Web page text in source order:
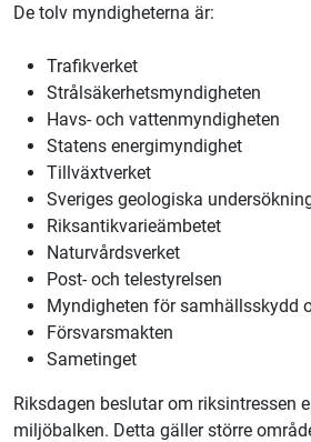
De tolv myndigheterna är:
Trafikverket
Strålsäkerhetsmyndigheten
Havs- och vattenmyndigheten
Statens energimyndighet
Tillväxtverket
Sveriges geologiska
Riksantikvarieämbetet
Naturvårdsverket
Post- och telestyrelsen
Myndigheten för samhällsskydd
Försvarsmakten
Sametinget
Riksdagen beslutar om riksintressen
miljöbalken. Detta gäller större